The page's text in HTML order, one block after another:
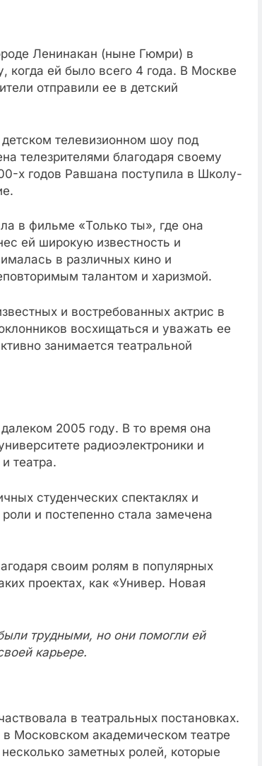
Ленинакан (ныне Гюмри) в
ей было всего 4 года. В Москве
отправили ее в детский
телевизионном шоу под
телезрителями благодаря своему
х годов Равшана поступила в Школу-
в фильме «Только ты», где она
ей широкую известность и
в различных кино и
талантом и харизмой.
и востребованных актрис в
восхищаться и уважать ее
занимается театральной
2005 году. В то время она
радиоэлектроники и
театра.
студенческих спектаклях и
и постепенно стала замечена
своим ролям в популярных
проектах, как «Универ. Новая
трудными, но они помогли ей
карьере.
в театральных постановках.
Московском академическом театре
заметных ролей, которые